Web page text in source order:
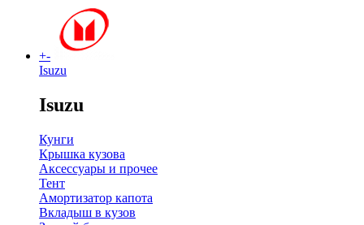
+-
Isuzu
Isuzu
Кунги
Крышка кузова
Аксессуары и прочее
Тент
Амортизатор капота
Вкладыш в кузов